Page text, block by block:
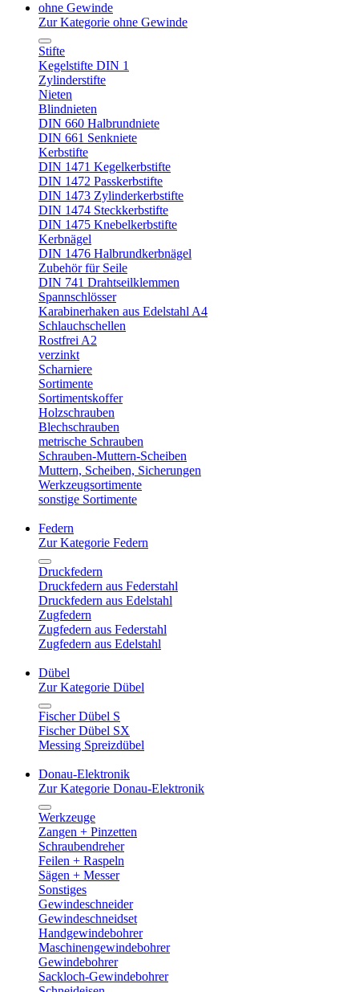
ohne Gewinde
Zur Kategorie ohne Gewinde
Stifte
Kegelstifte DIN 1
Zylinderstifte
Nieten
Blindnieten
DIN 660 Halbrundniete
DIN 661 Senkniete
Kerbstifte
DIN 1471 Kegelkerbstifte
DIN 1472 Passkerbstifte
DIN 1473 Zylinderkerbstifte
DIN 1474 Steckkerbstifte
DIN 1475 Knebelkerbstifte
Kerbnägel
DIN 1476 Halbrundkerbnägel
Zubehör für Seile
DIN 741 Drahtseilklemmen
Spannschlösser
Karabinerhaken aus Edelstahl A4
Schlauchschellen
Rostfrei A2
verzinkt
Scharniere
Sortimente
Sortimentskoffer
Holzschrauben
Blechschrauben
metrische Schrauben
Schrauben-Muttern-Scheiben
Muttern, Scheiben, Sicherungen
Werkzeugsortimente
sonstige Sortimente
Federn
Zur Kategorie Federn
Druckfedern
Druckfedern aus Federstahl
Druckfedern aus Edelstahl
Zugfedern
Zugfedern aus Federstahl
Zugfedern aus Edelstahl
Dübel
Zur Kategorie Dübel
Fischer Dübel S
Fischer Dübel SX
Messing Spreizdübel
Donau-Elektronik
Zur Kategorie Donau-Elektronik
Werkzeuge
Zangen + Pinzetten
Schraubendreher
Feilen + Raspeln
Sägen + Messer
Sonstiges
Gewindeschneider
Gewindeschneidset
Handgewindebohrer
Maschinengewindebohrer
Gewindebohrer
Sackloch-Gewindebohrer